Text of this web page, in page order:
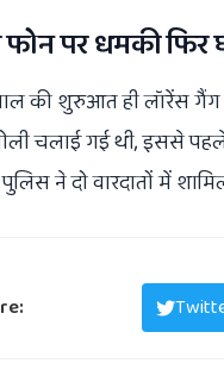
पर धमकी फिर
की शुरुआत ही लॉरेंस गैंग ने
चलाई गई थी, इससे पहले
ने दो वारदातों में